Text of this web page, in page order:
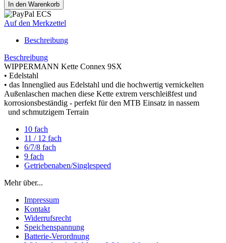
Auf den Merkzettel
Beschreibung
Beschreibung
WIPPERMANN Kette Connex 9SX
• Edelstahl
• das Innenglied aus Edelstahl und die hochwertig vernickelten
Außenlaschen machen diese Kette extrem verschleißfest und
korrosionsbeständig - perfekt für den MTB Einsatz in nassem
und schmutzigem Terrain
10 fach
11 / 12 fach
6/7/8 fach
9 fach
Getriebenaben/Singlespeed
Mehr über...
Impressum
Kontakt
Widerrufsrecht
Speichenspannung
Batterie-Verordnung